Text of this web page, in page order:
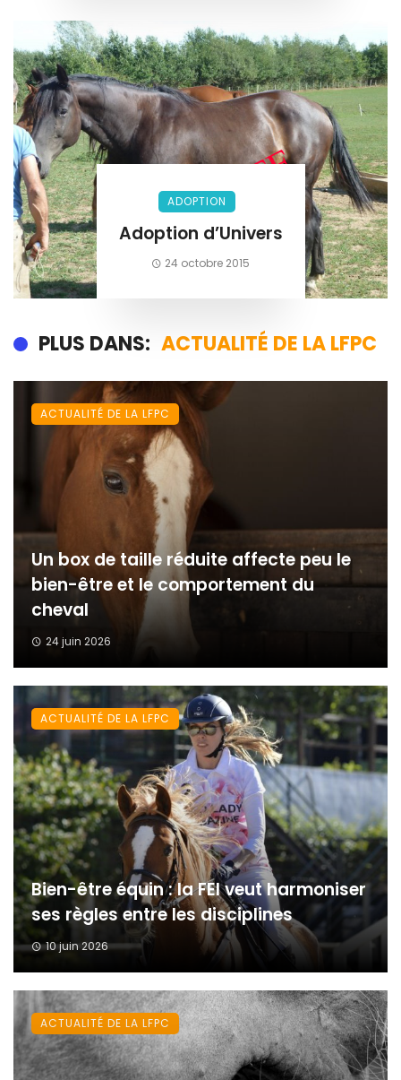
ADOPTION
Adoption d’Univers
24 octobre 2015
PLUS DANS: ACTUALITÉ DE LA LFPC
Un box de taille réduite affecte peu le
bien-être et le comportement du
cheval
24 juin 2026
ACTUALITÉ DE LA LFPC
Bien-être équin : la FEI veut harmoniser
ses règles entre les disciplines
10 juin 2026
ACTUALITÉ DE LA LFPC
ACTUALITÉ DE LA LFPC